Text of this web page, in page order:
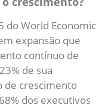
do World Economic
expansão que
contínuo de
de sua
de crescimento
dos executivos